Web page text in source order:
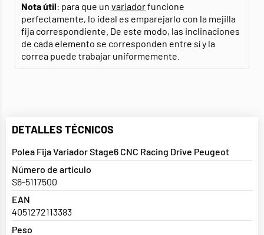
Nota útil: para que un variadorfuncione
perfectamente, lo ideal es emparejarlo con la mejilla
fija correspondiente. De este modo, las inclinaciones
de cada elemento se corresponden entre sí y la
correa puede trabajar uniformemente.
DETALLES TÉCNICOS
Polea Fija Variador Stage6 CNC Racing Drive Peugeot
Número de artículo
S6-5117500
EAN
4051272113383
Peso